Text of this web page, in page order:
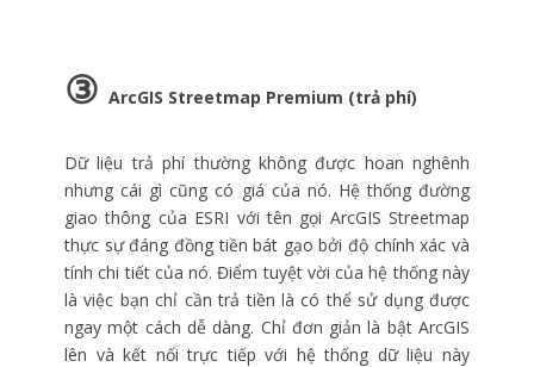
③ ArcGIS Streetmap Premium (trả phí)
Dữ liệu trả phí thường không được hoan nghênh
nhưng cái gì cũng có giá của nó. Hệ thống đường
giao thông của ESRI với tên gọi ArcGIS Streetmap
thực sự đáng đồng tiền bát gạo bởi độ chính xác và
tính chi tiết của nó. Điểm tuyệt vời của hệ thống này
là việc bạn chỉ cần trả tiền là có thể sử dụng được
ngay một cách dễ dàng. Chỉ đơn giản là bật ArcGIS
lên và kết nối trực tiếp với hệ thống dữ liệu này